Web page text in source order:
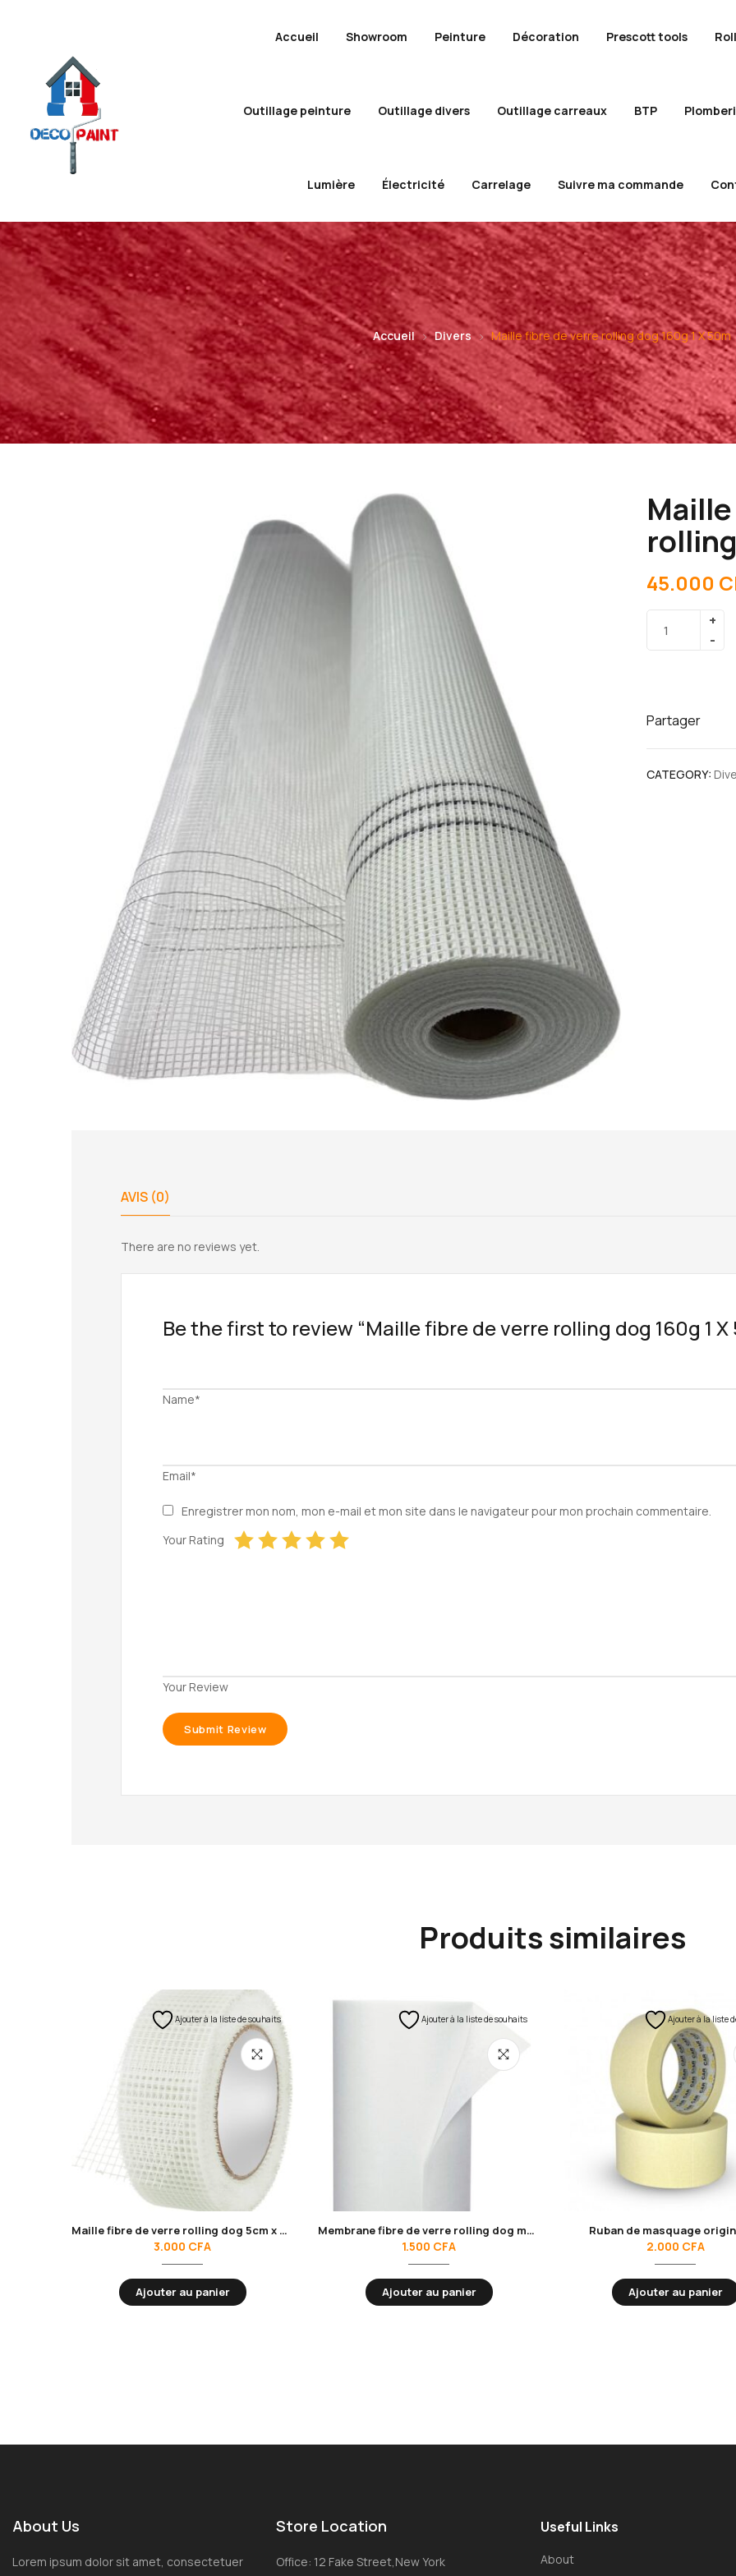
Accueil Showroom Peinture Décoration Prescott tools
Outillage peinture Outillage divers Outillage carreaux BTP
Lumière Électricité Carrelage Suivre ma commande
Accueil Divers Maille fibre de verre rolling dog 160g 1 X 50m
45.000
Partager
CATEGORY:
AVIS (0)
There are no reviews yet.
Be the first to review “Maille fibre de verre rolling dog 160g 1 X
Name*
Email*
Enregistrer mon nom, mon e-mail et mon site dans le navigateur pour mon prochain commentaire.
Your Rating
Your Review
Produits similaires
Ajouter à la liste de souhaits
Maille fibre de verre rolling dog 5cm x 45m
3.000 CFA
Ajouter au panier
Ajouter à la liste de souhaits
Membrane fibre de verre rolling dog mètre
1.500 CFA
Ajouter au panier
Ajouter à la liste
Ruban de masquage
2.000 CFA
Ajouter au panier
About Us
Lorem ipsum dolor sit amet, consectetuer
Store Location
Office: 12 Fake Street,New York
Useful Links
About